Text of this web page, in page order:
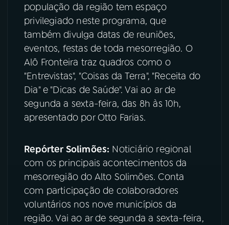
população da região tem espaço
privilegiado neste programa, que
também divulga datas de reuniões,
eventos, festas de toda mesorregião. O
Alô Fronteira traz quadros como o
"Entrevistas", "Coisas da Terra", "Receita do
Dia" e "Dicas de Saúde". Vai ao ar de
segunda a sexta-feira, das 8h às 10h,
apresentado por Otto Farias.
Repórter Solimões: Noticiário regional
com os principais acontecimentos da
mesorregião do Alto Solimões. Conta
com participação de colaboradores
voluntários nos nove municípios da
região. Vai ao ar de segunda a sexta-feira,